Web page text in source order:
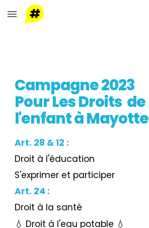
Skip to main content
Campagne 2023
Pour Les Droits de
l'enfant à Mayotte
Art. 28 & 12 :
Droit à l'éducation
S'exprimer et participer
Art. 24 :
Droit à la santé
💧 Droit à l'eau potable 💧